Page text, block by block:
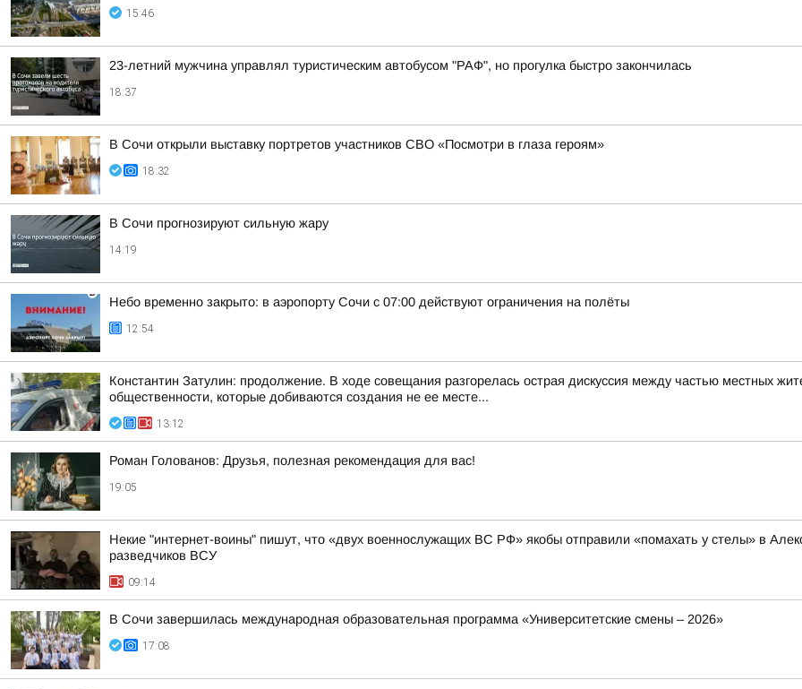
15:46
23-летний мужчина управлял туристическим автобусом "РАФ", но прогулка быстро закончилась
18:37
В Сочи открыли выставку портретов участников СВО «Посмотри в глаза героям»
18:32
В Сочи прогнозируют сильную жару
14:19
Небо временно закрыто: в аэропорту Сочи с 07:00 действуют ограничения на полёты
12:54
Константин Затулин: продолжение. В ходе совещания разгорелась острая дискуссия между частью местных
общественности, которые добиваются создания не ее месте...
13:12
Роман Голованов: Друзья, полезная рекомендация для вас!
19:05
Некие "интернет-воины" пишут, что «двух военнослужащих ВС РФ» якобы отправили «помахать у стелы» в
разведчиков ВСУ
09:14
В Сочи завершилась международная образовательная программа «Университетские смены – 2026»
17:08